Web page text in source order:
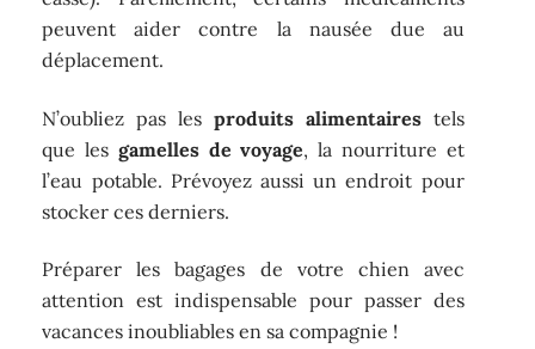
peuvent aider contre la nausée due au
déplacement.
N’oubliez pas les produits alimentairestels
que les gamelles de voyage, la nourriture et
l’eau potable. Prévoyez aussi un endroit pour
stocker ces derniers.
Préparer les bagages de votre chien avec
attention est indispensable pour passer des
vacances inoubliables en sa compagnie !